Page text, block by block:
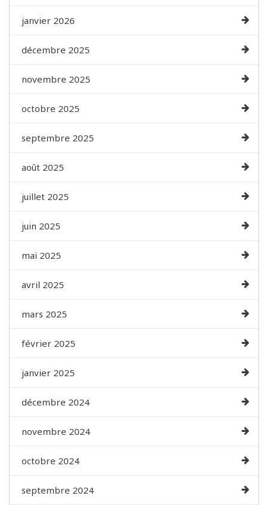
janvier 2026
décembre 2025
novembre 2025
octobre 2025
septembre 2025
août 2025
juillet 2025
juin 2025
mai 2025
avril 2025
mars 2025
février 2025
janvier 2025
décembre 2024
novembre 2024
octobre 2024
septembre 2024